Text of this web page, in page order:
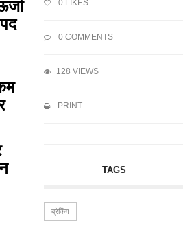
0 LIKES
0 COMMENTS
128 VIEWS
PRINT
TAGS
ब्रेकिंग